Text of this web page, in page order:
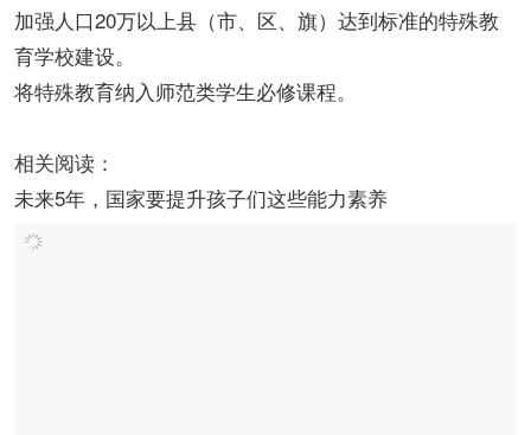
加强人口20万以上县（市、区、旗）达到标准的特殊教
育学校建设。
将特殊教育纳入师范类学生必修课程。
相关阅读：
未来5年，国家要提升孩子们这些能力素养